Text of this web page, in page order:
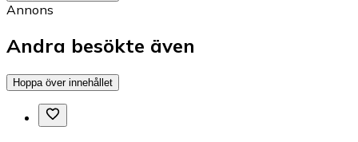
Annons
Andra besökte även
Hoppa över innehållet